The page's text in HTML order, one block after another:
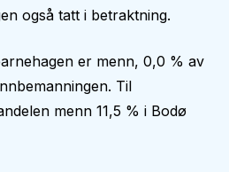
også tatt i betraktning.
er menn, 0,0 % av
Til
menn 11,5 % i Bodø